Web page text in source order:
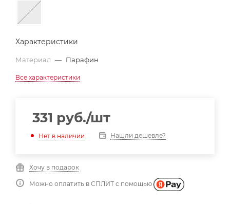
Характеристики
Материал — Парафин
Все характеристики
331 руб./шт
Нет в наличии Нашли дешевле?
Хочу в подарок
Можно оплатить в СПЛИТ с помощью